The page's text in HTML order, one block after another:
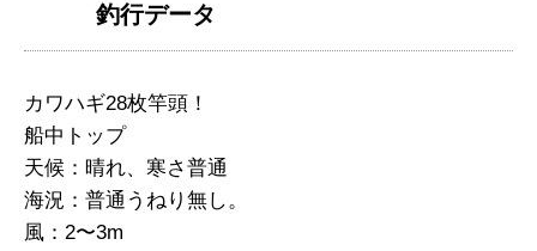
釣行データ
カワハギ28枚竿頭！
船中トップ
天候：晴れ、寒さ普通
海況：普通うねり無し。
風：2〜3m